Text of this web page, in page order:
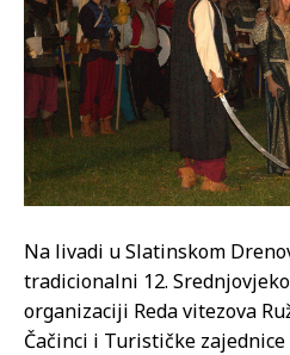
Na livadi u Slatinskom
tradicionalni 12.
organizaciji Reda vitezova
Čačinci i Turističke